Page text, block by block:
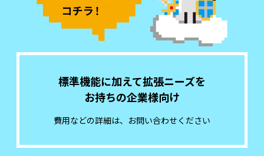
標準機能に加えて拡張ニーズを
お持ちの企業様向け
費用などの詳細は、お問い合わせください